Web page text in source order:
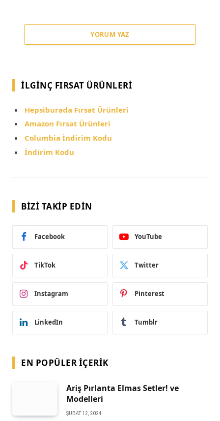
YORUM YAZ
İLGINÇ FIRSAT ÜRÜNLERI
Hepsiburada Fırsat Ürünleri
Amazon Fırsat Ürünleri
Columbia İndirim Kodu
İndirim Kodu
BIZI TAKIP EDIN
Facebook YouTube
TikTok Twitter
Instagram Pinterest
LinkedIn Tumblr
EN POPÜLER İÇERIK
Ariş Pırlanta Elmas Setler! ve
Modelleri
ŞUBAT 12, 2024